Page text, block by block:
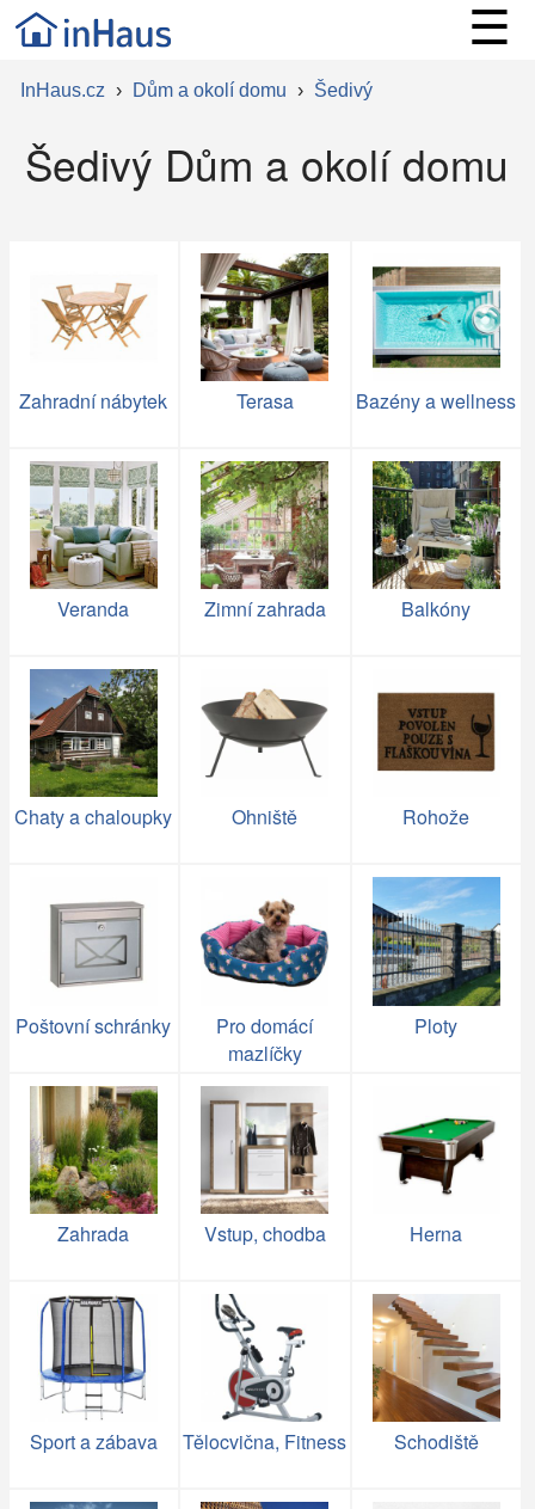
☰
InHaus.cz › Dům a okolí domu › Šedivý
Šedivý Dům a okolí domu
Zahradní nábytek Terasa Bazény a wellness
Veranda Zimní zahrada Balkóny
Chaty a chaloupky Ohniště Rohože
Poštovní schránky
Pro domácí
mazlíčky
Ploty
Zahrada Vstup, chodba Herna
Sport a zábava Tělocvična, Fitness Schodiště